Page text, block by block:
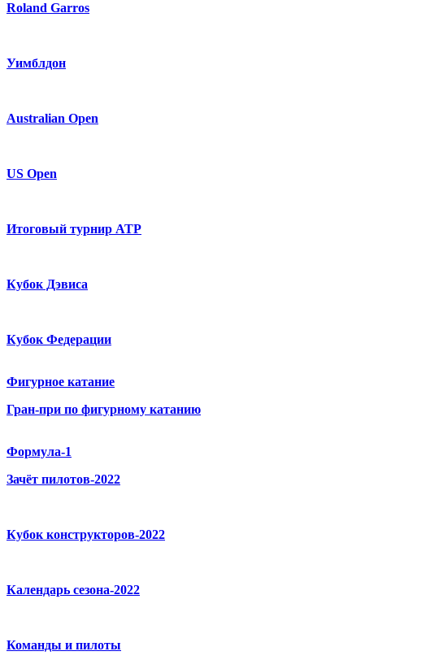
Roland Garros
Уимблдон
Australian Open
US Open
Итоговый турнир ATP
Кубок Дэвиса
Кубок Федерации
Фигурное катание
Гран-при по фигурному катанию
Формула-1
Зачёт пилотов-2022
Кубок конструкторов-2022
Календарь сезона-2022
Команды и пилоты